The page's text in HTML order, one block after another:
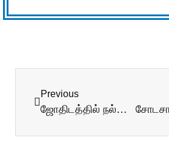
Previous
ஜோதிடத்தில் நல்லுணர்வு ஹார்மோன்கள்!